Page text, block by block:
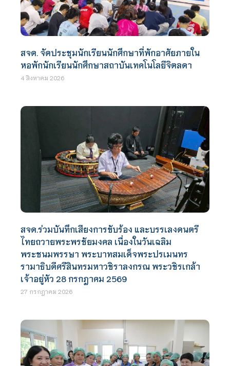
สจด. จัดประชุมนักเรียนนักศึกษาที่พักอาศัยภายใน
หอพักนักเรียนนักศึกษาสถาบันเทคโนโลยีจิตลดา
4 สิงหาคม 2026
สจด.ร่วมบันทึกเสียงการขับร้อง และบรรเลงดนตรี
ไทยถวายพระพรชัยมงคล เนื่องในวันเฉลิม
พระชนมพรรษา พระบาทสมเด็จพระปรเมนทร
รามาธิบดีศรีสินทรมหาวชิราลงกรณ พระวชิรเกล้า
เจ้าอยู่หัว 28 กรกฎาคม 2569
27 กรกฎาคม 2026